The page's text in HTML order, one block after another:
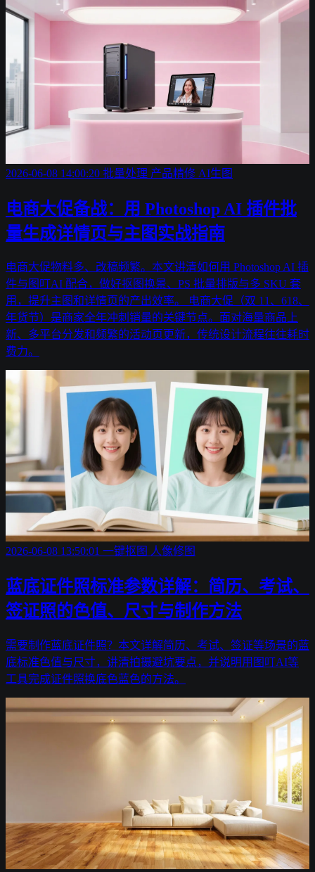
2026-06-08 14:00:20 批量处理 产品精修 AI生图
电商大促备战：用 Photoshop AI 插件批
量生成详情页与主图实战指南
电商大促物料多、改稿频繁。本文讲清如何用 Photoshop AI 插
件与图叮AI 配合，做好抠图换景、PS 批量排版与多 SKU 套
用，提升主图和详情页的产出效率。 电商大促（双 11、618、
年货节）是商家全年冲刺销量的关键节点。面对海量商品上
新、多平台分发和频繁的活动页更新，传统设计流程往往耗时
费力。
2026-06-08 13:50:01 一键抠图 人像修图
蓝底证件照标准参数详解：简历、考试、
签证照的色值、尺寸与制作方法
需要制作蓝底证件照？本文详解简历、考试、签证等场景的蓝
底标准色值与尺寸，讲清拍摄避坑要点，并说明用图叮AI等
工具完成证件照换底色蓝色的方法。